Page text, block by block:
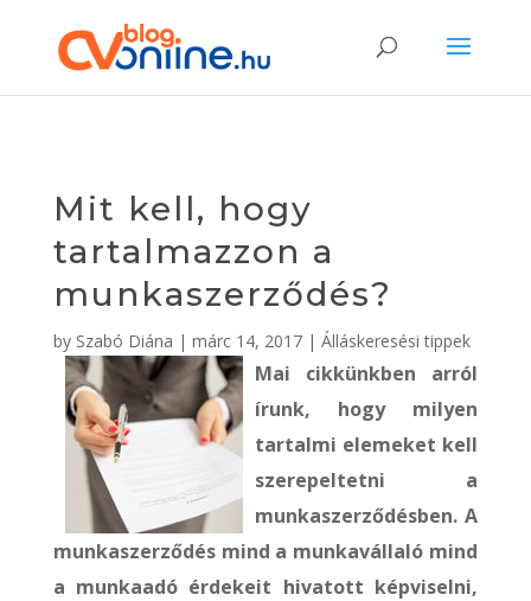
Mit kell, hogy
tartalmazzon a
munkaszerződés?
by Szabó Diána | márc 14, 2017| Álláskeresési tippek
Mai cikkünkben arról
írunk, hogy milyen
tartalmi elemeket kell
szerepeltetni a
munkaszerződésben. A
munkaszerződés mind a munkavállaló mind
a munkaadó érdekeit hivatott képviselni,